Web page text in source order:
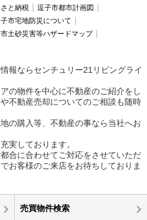
と納税
逗子市都市計画図
市宅地防災について
土砂災害等ハザードマップ
報ならセンチュリー21リビングライ
の物件を中心に不動産のご紹介をし
不動産売却についてのご相談も随時
の購入等、不動産の事なら当社へお
実しております。
合に合わせてご対応をさせていただ
お客様のご来店をお待ちしておりま
売買物件検索